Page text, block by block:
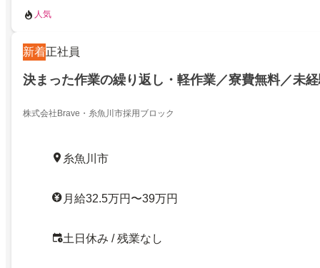
人気
新着正社員
決まった作業の繰り返し・軽作業／寮費無料／未
株式会社Brave・糸魚川市採用ブロック
糸魚川市
月給32.5万円〜39万円
土日休み / 残業なし